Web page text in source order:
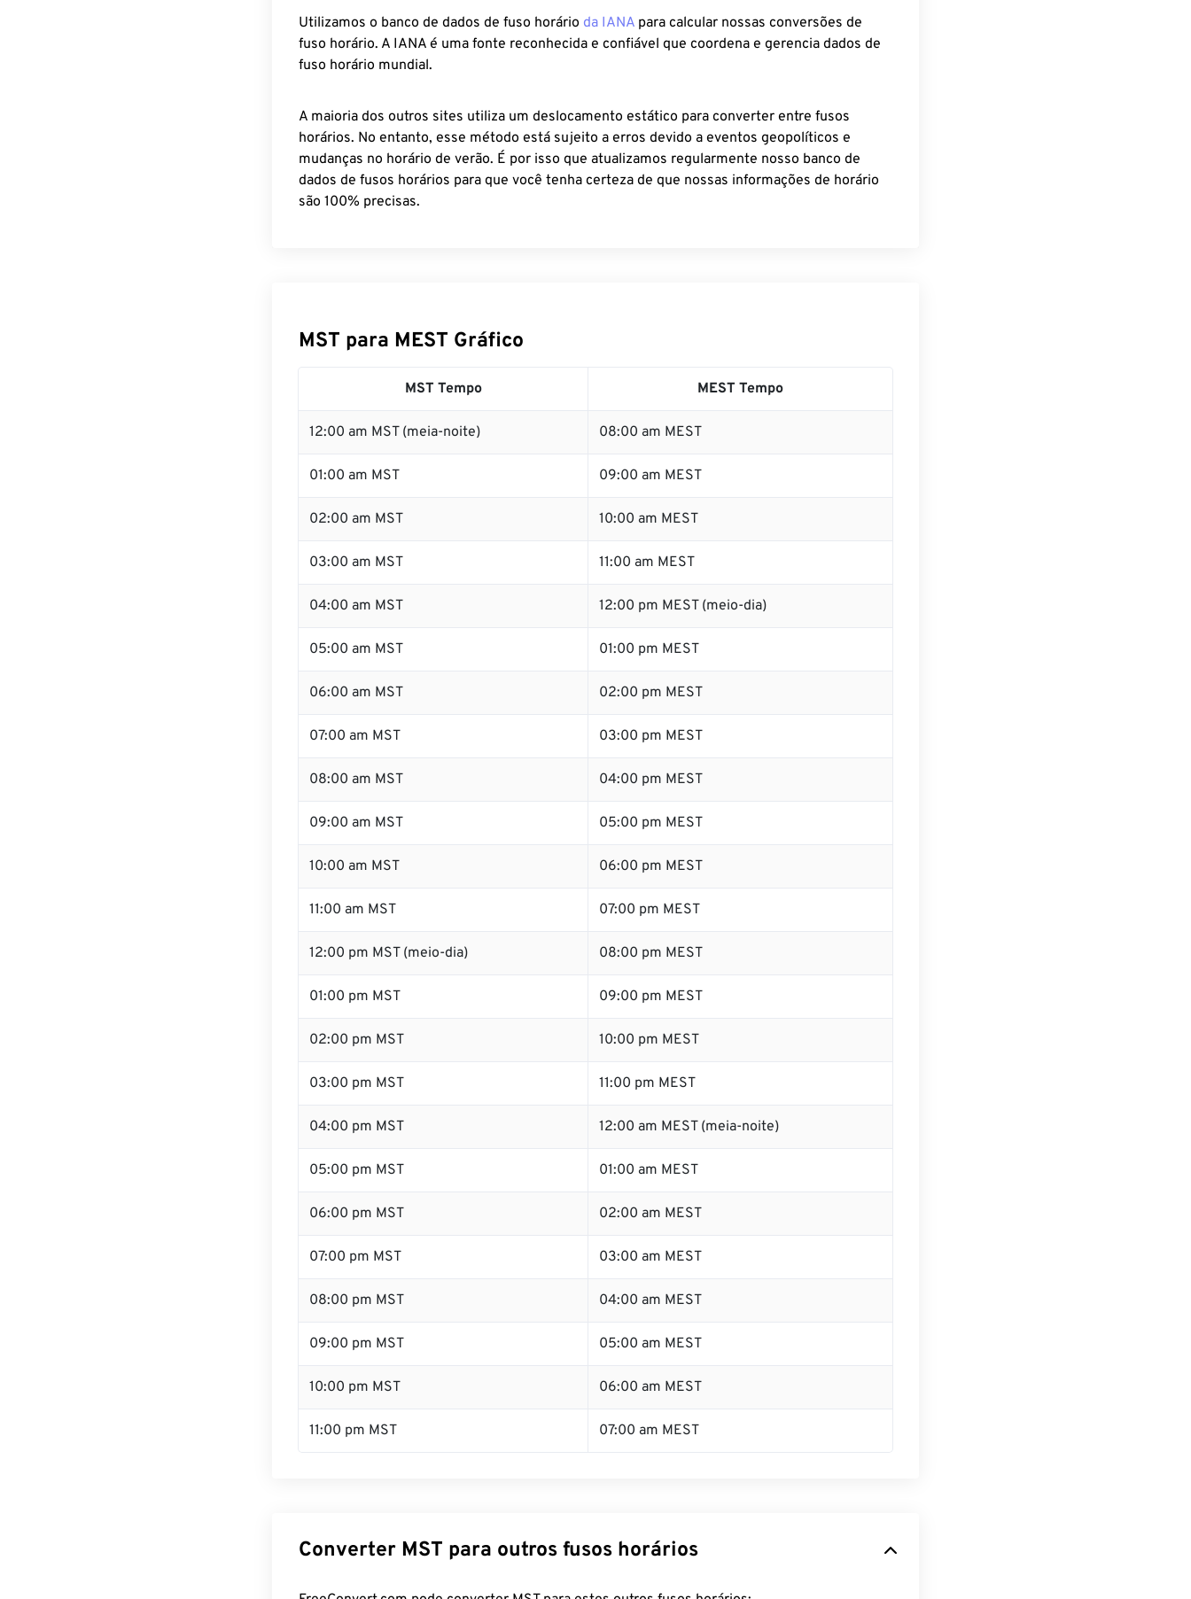
Utilizamos o banco de dados de fuso horário da IANA para calcular nossas conversões de
fuso horário. A IANA é uma fonte reconhecida e confiável que coordena e gerencia dados de
fuso horário mundial.
A maioria dos outros sites utiliza um deslocamento estático para converter entre fusos
horários. No entanto, esse método está sujeito a erros devido a eventos geopolíticos e
mudanças no horário de verão. É por isso que atualizamos regularmente nosso banco de
dados de fusos horários para que você tenha certeza de que nossas informações de horário
são 100% precisas.
MST para MEST Gráfico
MST Tempo MEST Tempo
12:00 am MST (meia-noite) 08:00 am MEST
01:00 am MST 09:00 am MEST
02:00 am MST 10:00 am MEST
03:00 am MST 11:00 am MEST
04:00 am MST 12:00 pm MEST (meio-dia)
05:00 am MST 01:00 pm MEST
06:00 am MST 02:00 pm MEST
07:00 am MST 03:00 pm MEST
08:00 am MST 04:00 pm MEST
09:00 am MST 05:00 pm MEST
10:00 am MST 06:00 pm MEST
11:00 am MST 07:00 pm MEST
12:00 pm MST (meio-dia) 08:00 pm MEST
01:00 pm MST 09:00 pm MEST
02:00 pm MST 10:00 pm MEST
03:00 pm MST 11:00 pm MEST
04:00 pm MST 12:00 am MEST (meia-noite)
05:00 pm MST 01:00 am MEST
06:00 pm MST 02:00 am MEST
07:00 pm MST 03:00 am MEST
08:00 pm MST 04:00 am MEST
09:00 pm MST 05:00 am MEST
10:00 pm MST 06:00 am MEST
11:00 pm MST 07:00 am MEST
Converter MST para outros fusos horários